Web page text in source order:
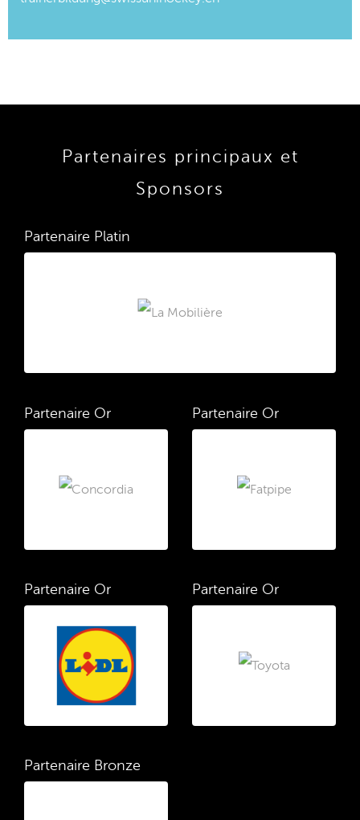
Partenaires principaux et
Sponsors
Partenaire Platin
Partenaire Or Partenaire Or
Partenaire Or Partenaire Or
Partenaire Bronze